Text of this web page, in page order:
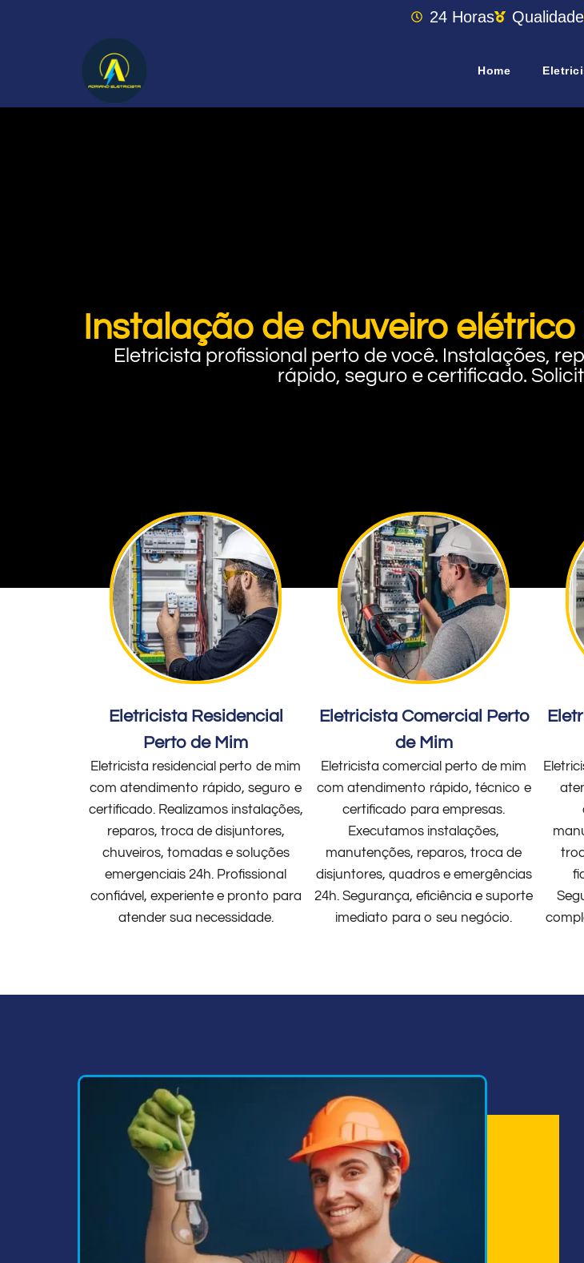
24 Horas Qualidade
Home
Instalação de chuveiro
Eletricista profissional perto de você. Instalações,
rápido, seguro e certificado.
Eletricista Residencial
Perto de Mim
Eletricista residencial perto de mim
com atendimento rápido, seguro e
certificado. Realizamos instalações,
reparos, troca de disjuntores,
chuveiros, tomadas e soluções
emergenciais 24h. Profissional
confiável, experiente e pronto para
atender sua necessidade.
Eletricista Comercial Perto
de Mim
Eletricista comercial perto de mim
com atendimento rápido, técnico e
certificado para empresas.
Executamos instalações,
manutenções, reparos, troca de
disjuntores, quadros e emergências
24h. Segurança, eficiência e suporte
imediato para o seu negócio.